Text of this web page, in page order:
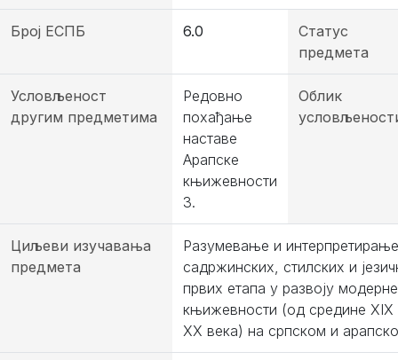
Број ЕСПБ 6.0
Статус
предмета
Условљеност
другим предметима
Редовно
похађање
наставе
Арапске
књижевности
3.
Облик
Циљеви изучавања
предмета
Разумевање и
садржинских, стилских и
првих етапа у развоју
књижевности (од средине XIX
XX века) на српском и